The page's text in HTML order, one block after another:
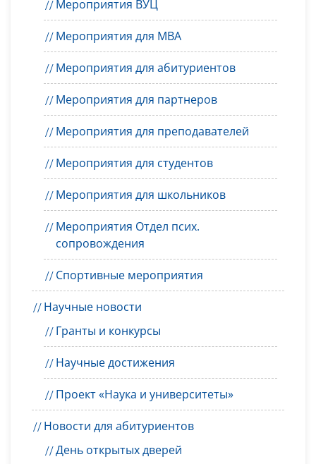
Мероприятия ВУЦ
Мероприятия для MBA
Мероприятия для абитуриентов
Мероприятия для партнеров
Мероприятия для преподавателей
Мероприятия для студентов
Мероприятия для школьников
Мероприятия Отдел псих.
сопровождения
Спортивные мероприятия
Научные новости
Гранты и конкурсы
Научные достижения
Проект «Наука и университеты»
Новости для абитуриентов
День открытых дверей